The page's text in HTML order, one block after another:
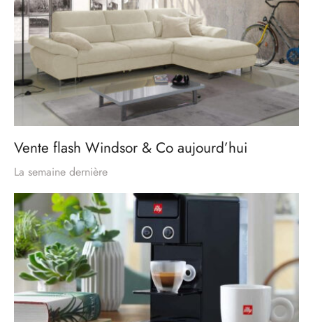
Vente flash Windsor & Co aujourd’hui
La semaine dernière